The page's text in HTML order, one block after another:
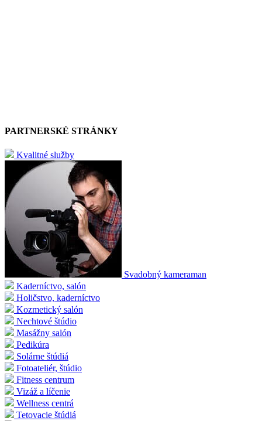
PARTNERSKÉ STRÁNKY
Kvalitné služby
Svadobný kameraman
Kaderníctvo, salón
Holičstvo, kaderníctvo
Kozmetický salón
Nechtové štúdio
Masážny salón
Pedikúra
Solárne štúdiá
Fotoateliér, štúdio
Fitness centrum
Vizáž a líčenie
Wellness centrá
Tetovacie štúdiá